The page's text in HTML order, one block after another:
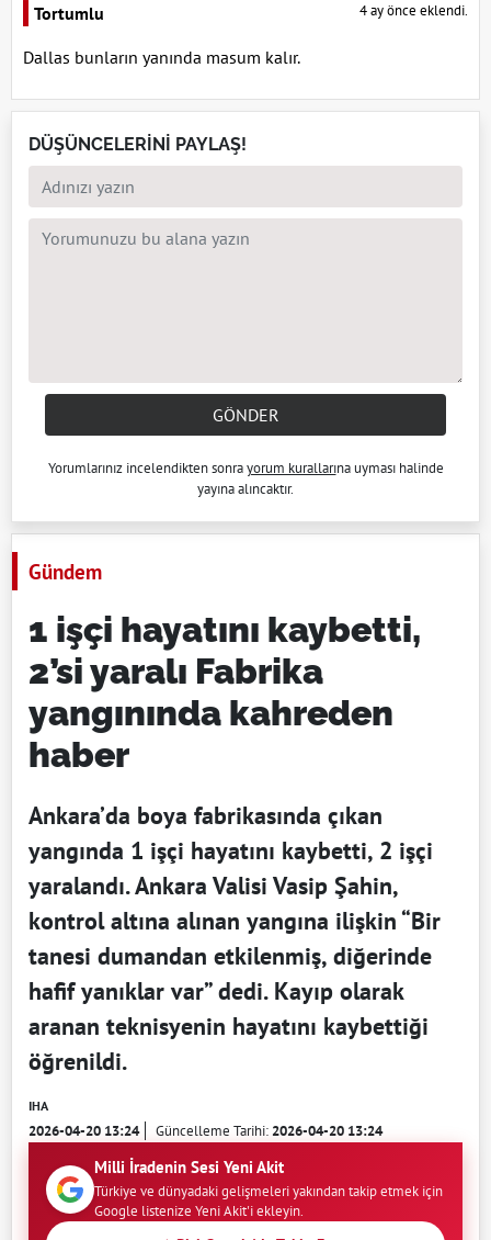
Tortumlu 4 ay önce eklendi.
Dallas bunların yanında masum kalır.
DÜŞÜNCELERİNİ PAYLAŞ!
GÖNDER
Yorumlarınız incelendikten sonrayorum kurallarına uyması halinde
yayına alıncaktır.
Gündem
1 işçi hayatını kaybetti,
2’si yaralı Fabrika
yangınında kahreden
haber
Ankara’da boya fabrikasında çıkan
yangında 1 işçi hayatını kaybetti, 2 işçi
yaralandı. Ankara Valisi Vasip Şahin,
kontrol altına alınan yangına ilişkin “Bir
tanesi dumandan etkilenmiş, diğerinde
hafif yanıklar var” dedi. Kayıp olarak
aranan teknisyenin hayatını kaybettiği
öğrenildi.
IHA
2026-04-20 13:24 Güncelleme Tarihi:2026-04-20 13:24
Milli İradenin Sesi Yeni Akit
Türkiye ve dünyadaki gelişmeleri yakından takip etmek için
Google listenize Yeni Akit'i ekleyin.